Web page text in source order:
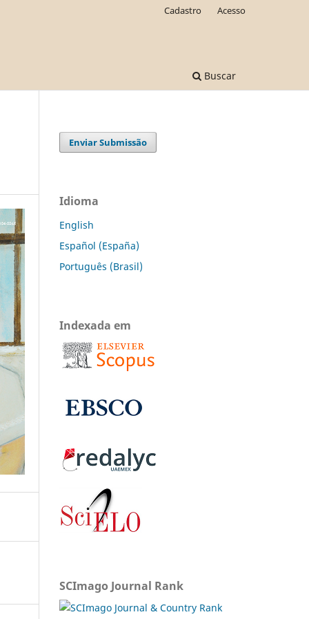
Buscar
Cadastro Acesso
Enviar Submissão
Idioma
English
Español (España)
Português (Brasil)
Indexada em
SCImago Journal Rank